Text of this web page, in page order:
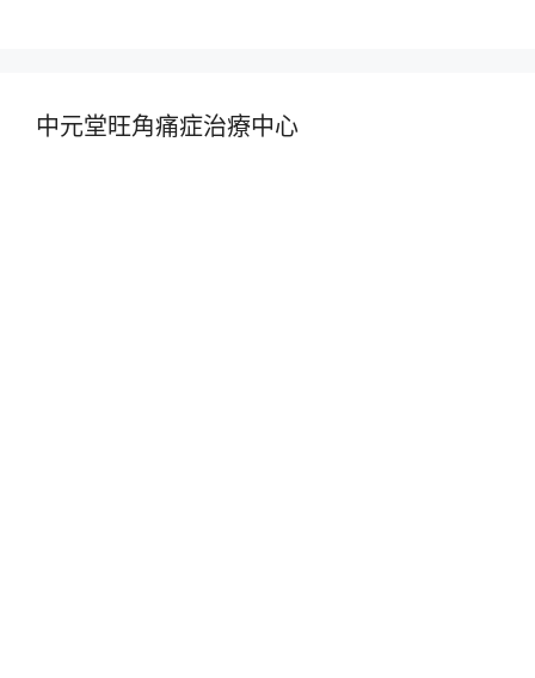
中元堂旺角痛症治療中心